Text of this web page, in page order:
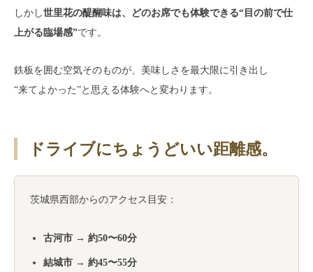
しかし世里花の醍醐味は、どのお席でも体験できる“目の前で仕
上がる臨場感”です。
鉄板を囲む空気そのものが、美味しさを最大限に引き出し
“来てよかった”と思える体験へと変わります。
ドライブにちょうどいい距離感。
茨城県西部からのアクセス目安：
古河市 → 約50〜60分
結城市 → 約45〜55分